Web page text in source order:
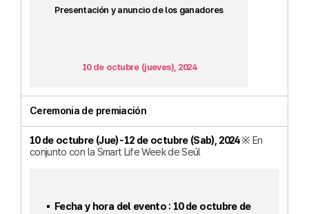
Presentación y anuncio de los ganadores
10 de octubre (jueves), 2024
Ceremonia de premiación
10 de octubre (Jue)-12 de octubre (Sab), 2024※ En
conjunto con la Smart Life Week de Seúl
Fecha y hora del evento : 10 de octubre de